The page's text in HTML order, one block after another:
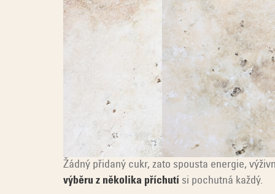
Žádný přidaný cukr, zato spousta energie,
výběru z několika příchutí si pochutná každý.